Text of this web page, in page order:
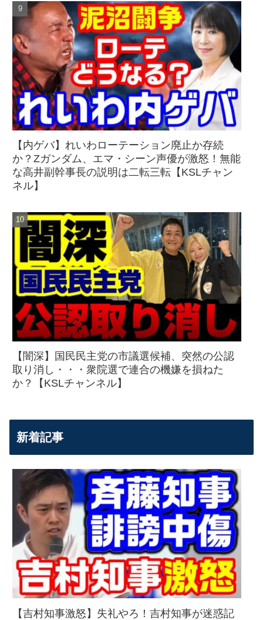
【内ゲバ】れいわローテーション廃止か存続
か？Zガンダム、エマ・シーン声優が激怒！無能
な高井副幹事長の説明は二転三転【KSLチャン
ネル】
【闇深】国民民主党の市議選候補、突然の公認
取り消し・・・衆院選で連合の機嫌を損ねた
か？【KSLチャンネル】
新着記事
【吉村知事激怒】失礼やろ！吉村知事が迷惑記